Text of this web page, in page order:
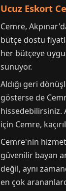
Ucuz Eskort
Cemre,
bütçe dostu
her bütçeye
sunuyor.
Aldığı geri
gösterse de
hissedebilirsiniz.
için Cemre,
Cemre'nin
güvenilir bayan
değil, aynı
en çok